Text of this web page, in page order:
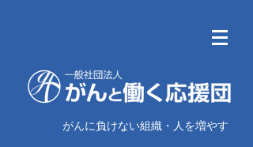
がんに負けない組織・人を増やす